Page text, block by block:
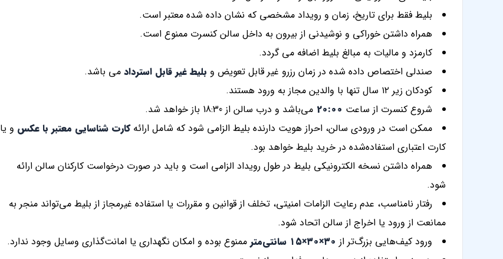
بلیط فقط برای تاریخ، زمان و رویداد مشخصی که نشان داده شده معتبر است.
همراه داشتن خوراکی و نوشیدنی از بیرون به داخل سالن کنسرت ممنوع است.
کارمزد و مالیات به مبالغ بلیط اضافه می گردد.
صندلی اختصاص داده شده در زمان رزرو غیر قابل تعویض و بلیط غیر قابل استرداد می باشد.
کودکان زیر ۱۲ سال تنها با والدین مجاز به ورود هستند.
شروع کنسرت از ساعت 20:00 می‌باشد و درب سالن از 18:30 باز خواهد شد.
ممکن است در ورودی سالن، احراز هویت دارنده بلیط الزامی شود که شامل ارائهکارت شناسایی معتبر با عکس و یا
کارت اعتباری استفاده‌شده در خرید بلیط خواهد بود.
همراه داشتن نسخه الکترونیکی بلیط در طول رویداد الزامی است و باید در صورت درخواست کارکنان سالن ارائه
شود.
رفتار نامناسب، عدم رعایت الزامات امنیتی، تخلف از قوانین و مقررات یا استفاده غیرمجاز از بلیط می‌تواند منجر به
ممانعت از ورود یا اخراج از سالن اتحاد شود.
ورود کیف‌هایی بزرگ‌تر از ۳۰×۳۰×۱۵ سانتی‌متر
ممنوع بوده و امکان نگهداری یا امانت‌گذاری وسایل وجود ندارد.